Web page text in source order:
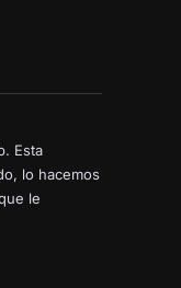
Esta
lo hacemos
le